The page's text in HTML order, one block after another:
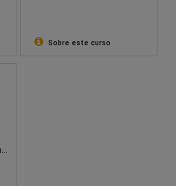
Sobre este curso